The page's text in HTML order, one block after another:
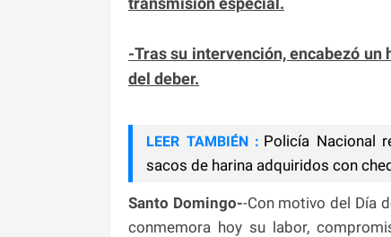
-Tras su intervención, encabezó
del deber.
LEER TAMBIÉN : Policía Nacional
sacos de harina adquiridos con
Santo Domingo--Con motivo del Día
conmemora hoy su labor,